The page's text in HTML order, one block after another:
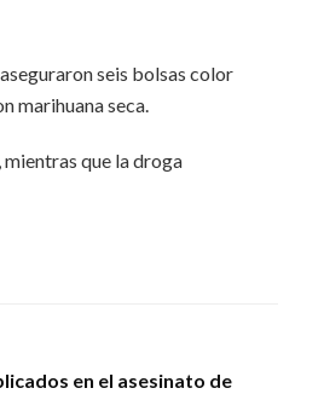
seis bolsas color
marihuana seca.
que la droga
en el asesinato de